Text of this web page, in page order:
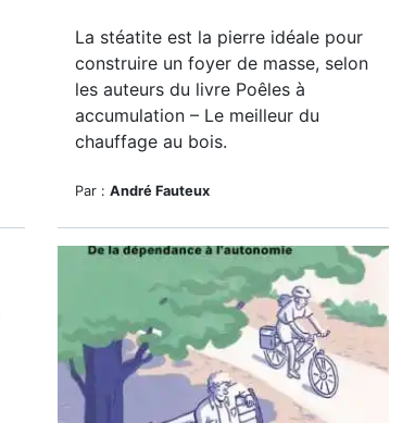
La stéatite est la pierre idéale pour
construire un foyer de masse, selon
les auteurs du livre Poêles à
accumulation – Le meilleur du
chauffage au bois.
Par : André Fauteux